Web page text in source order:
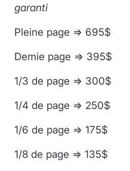
garanti
Pleine page => 695$
Demie page => 395$
1/3 de page => 300$
1/4 de page => 250$
1/6 de page => 175$
1/8 de page => 135$